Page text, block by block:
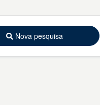
Nova pesquisa